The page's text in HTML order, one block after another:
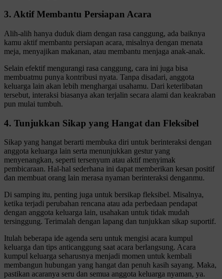
3. Aktif Membantu Persiapan Acara
Alih-alih hanya duduk diam dengan rasa canggung, ada baiknya
kamu aktif membantu persiapan acara, misalnya dengan menata
meja, menyajikan makanan, atau membantu menjaga anak-anak.
Selain efektif mengurangi rasa canggung, cara ini juga bisa
membuatmu punya kontribusi nyata. Tanpa disadari, anggota
keluarga lain akan lebih menghargai usahamu. Dari keterlibatan
tersebut, interaksi biasanya akan terjalin secara alami dan keakraban
pun mulai tumbuh.
4. Tunjukkan Sikap yang Hangat dan Fleksibel
Sikap yang hangat berarti membuka diri untuk berinteraksi dengan
anggota keluarga lain serta menunjukkan gestur yang
menyenangkan, seperti tersenyum atau aktif menyimak
pembicaraan. Hal-hal sederhana ini dapat memberikan kesan positif
dan membuat orang lain merasa nyaman berinteraksi denganmu.
Di samping itu, penting juga untuk bersikap fleksibel. Misalnya,
ketika terjadi perubahan rencana atau ada perbedaan pendapat
dengan anggota keluarga lain, usahakan untuk tidak mudah
tersinggung. Terimalah dengan lapang dan tunjukkan sikap suportif.
Itulah beberapa ide agenda seru untuk mengisi acara kumpul
keluarga dan tips anticanggung saat acara berlangsung. Acara
kumpul keluarga seharusnya menjadi momen untuk kembali
membangun hubungan yang hangat dan penuh kasih sayang. Maka,
pastikan acaranya seru dan semua anggota keluarga nyaman, ya.